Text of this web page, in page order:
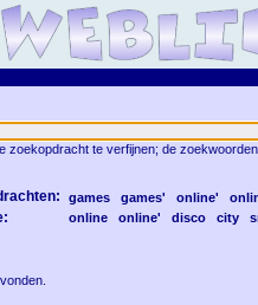
zoekopdracht te verfijnen; de
games games' online'
online online' disco city